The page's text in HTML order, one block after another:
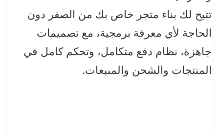
تتيح لك بناء متجر خاص بك من الصفر دون
الحاجة لأي معرفة برمجية، مع تصميمات
جاهزة، نظام دفع متكامل، وتحكم كامل في
المنتجات والشحن والمبيعات.